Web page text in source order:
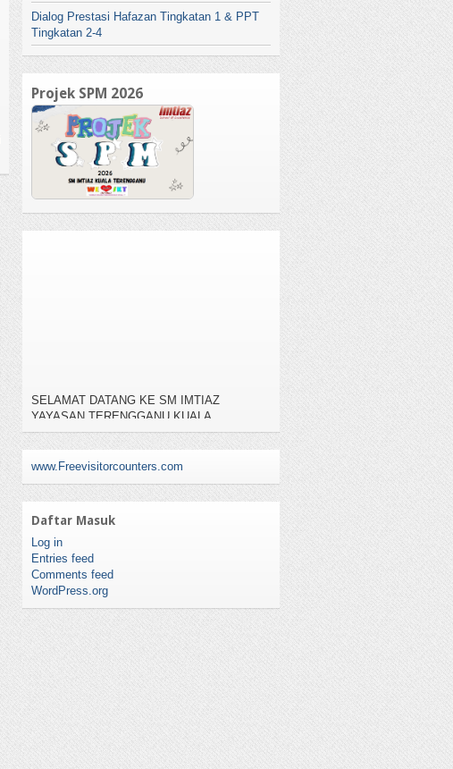
Dialog Prestasi Hafazan Tingkatan 1 & PPT
Tingkatan 2-4
Projek SPM 2026
YAYASAN TERENGGANU KUALA
TERENGGANU , KAMPUNG BANGGOL
www.Freevisitorcounters.com
Daftar Masuk
Log in
Entries feed
Comments feed
WordPress.org